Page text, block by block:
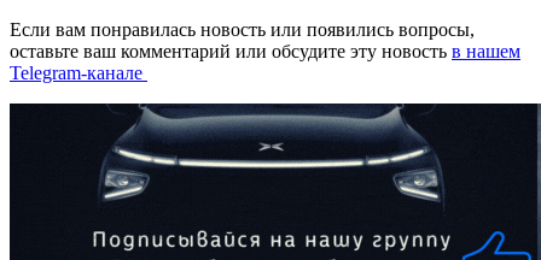
Если вам понравилась новость или появились вопросы,
оставьте ваш комментарий или обсудите эту новость в нашем
Telegram-канале